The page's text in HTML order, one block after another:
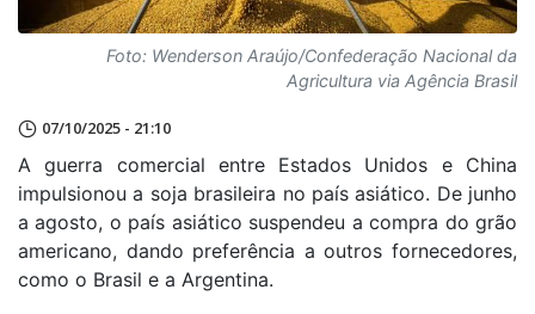
Foto: Wenderson Araújo/Confederação Nacional da
Agricultura via Agência Brasil
07/10/2025 - 21:10
A guerra comercial entre Estados Unidos e China
impulsionou a soja brasileira no país asiático. De junho
a agosto, o país asiático suspendeu a compra do grão
americano, dando preferência a outros fornecedores,
como o Brasil e a Argentina.